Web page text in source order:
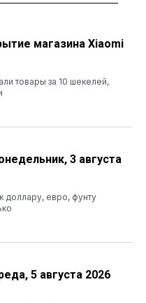
магазина Xiaomi
товары за 10 шекелей,
3 августа
доллару, евро, фунту
5 августа 2026